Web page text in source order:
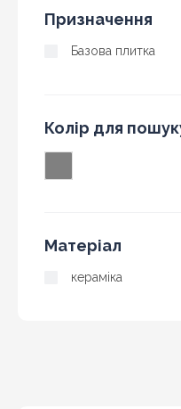
Призначення
Базова плитка
Колір для
Матеріал
кераміка